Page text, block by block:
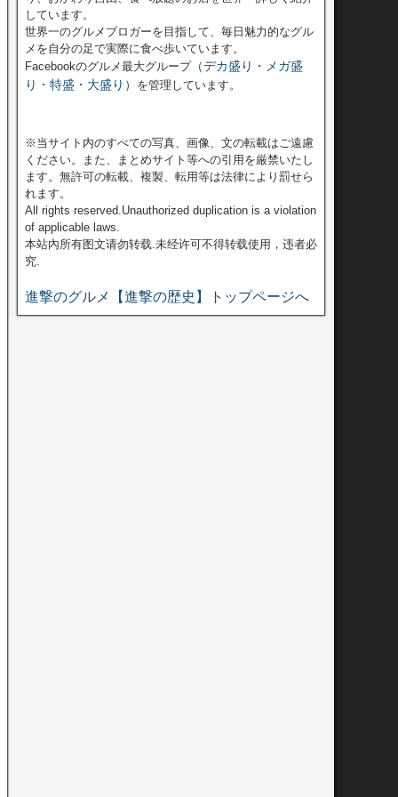
しています。
世界一のグルメブロガーを目指して、毎日魅力的なグル
メを自分の足で実際に食べ歩いています。
Facebookのグルメ最大グループ（デカ盛り・メガ盛
り・特盛・大盛り） を管理しています。
※当サイト内のすべての写真、画像、文の転載はご遠慮
ください。また、まとめサイト等への引用を厳禁いたし
ます。無許可の転載、複製、転用等は法律により罰せら
れます。
All rights reserved.Unauthorized duplication is a violation
of applicable laws.
本站內所有图文请勿转载.未经许可不得转载使用，违者必
究.
進撃のグルメ【進撃の歴史】トップページへ